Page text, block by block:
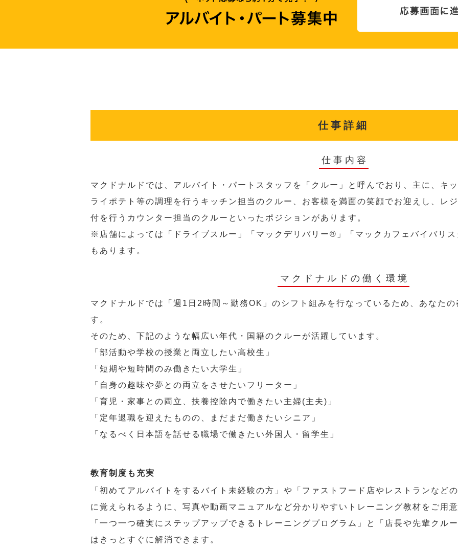
仕事詳細
仕事内容
マクドナルドでは、アルバイト・パートスタッフを「クルー」と呼んでおり、主に、キ
ライポテト等の調理を行うキッチン担当のクルー、お客様を満面の笑顔でお迎えし、レ
付を行うカウンター担当のクルーといったポジションがあります。
※店舗によっては「ドライブスルー」「マックデリバリー®︎」「マックカフェバイバリ
もあります。
マクドナルドの働く環境
マクドナルドでは「週1日2時間～勤務OK」のシフト組みを行なっているため、あなた
す。
そのため、下記のような幅広い年代・国籍のクルーが活躍しています。
「部活動や学校の授業と両立したい高校生」
「短期や短時間のみ働きたい大学生」
「自身の趣味や夢との両立をさせたいフリーター」
「育児・家事との両立、扶養控除内で働きたい主婦(主夫)」
「定年退職を迎えたものの、まだまだ働きたいシニア」
「なるべく日本語を話せる職場で働きたい外国人・留学生」
教育制度も充実
「初めてアルバイトをするバイト未経験の方」や「ファストフード店やレストランなど
に覚えられるように、写真や動画マニュアルなど分かりやすいトレーニング教材をご用
「一つ一つ確実にステップアップできるトレーニングプログラム」と「店長や先輩クル
はきっとすぐに解消できます。